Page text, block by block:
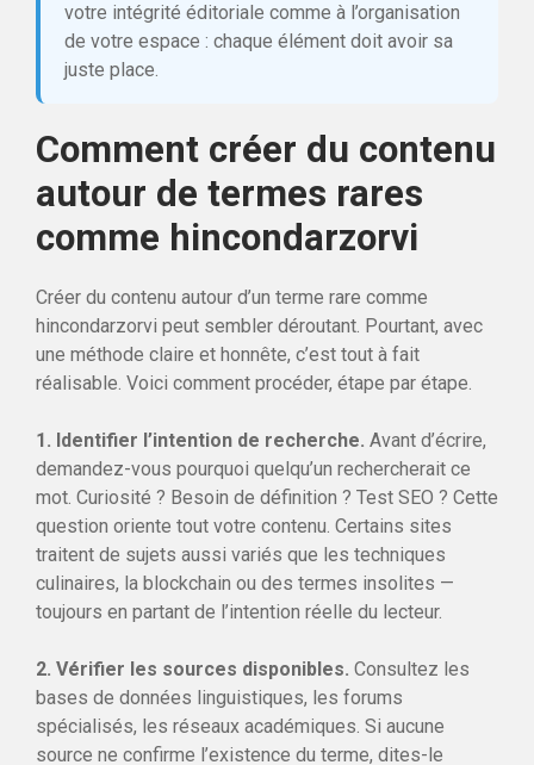
votre intégrité éditoriale comme à l’organisation
de votre espace : chaque élément doit avoir sa
juste place.
Comment créer du contenu
autour de termes rares
comme hincondarzorvi
Créer du contenu autour d’un terme rare comme
hincondarzorvi peut sembler déroutant. Pourtant, avec
une méthode claire et honnête, c’est tout à fait
réalisable. Voici comment procéder, étape par étape.
1. Identifier l’intention de recherche. Avant d’écrire,
demandez-vous pourquoi quelqu’un rechercherait ce
mot. Curiosité ? Besoin de définition ? Test SEO ? Cette
question oriente tout votre contenu. Certains sites
traitent de sujets aussi variés que les techniques
culinaires, la blockchain ou des termes insolites —
toujours en partant de l’intention réelle du lecteur.
2. Vérifier les sources disponibles. Consultez les
bases de données linguistiques, les forums
spécialisés, les réseaux académiques. Si aucune
source ne confirme l’existence du terme, dites-le